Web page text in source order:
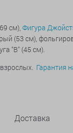
см), Фигура
(53 см),
"B" (45 см).
Гарантия
Доставка